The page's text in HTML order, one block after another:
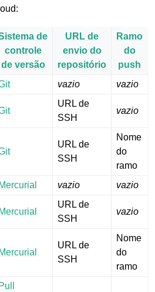
de
controle
de versão
URL de
envio do
repositório
Ramo
do
push
vazio vazio
URL de
SSH
vazio
URL de
SSH
Nome
do
ramo
Mercurial vazio vazio
Mercurial
URL de
SSH
vazio
Mercurial
URL de
SSH
Nome
do
ramo
Pull